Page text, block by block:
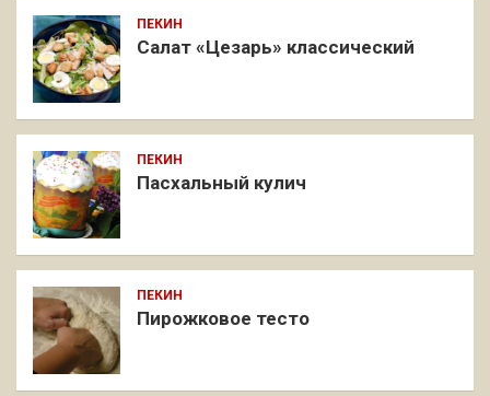
ПЕКИН
Салат «Цезарь» классический
ПЕКИН
Пасхальный кулич
ПЕКИН
Пирожковое тесто